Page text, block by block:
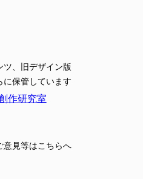
ツ、旧デザイン版
に保管しています
作研究室
意見等はこちらへ